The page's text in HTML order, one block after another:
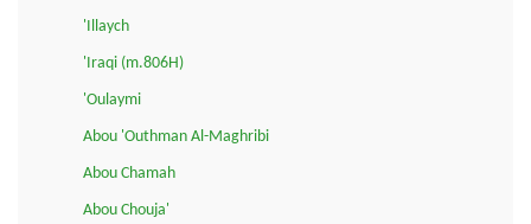
'Illaych
'Iraqi (m.806H)
'Oulaymi
Abou 'Outhman Al-Maghribi
Abou Chamah
Abou Chouja'